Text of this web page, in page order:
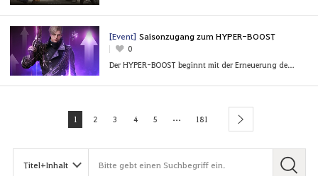
[Event] Saisonzugang zum HYPER-BOOST
0
Der HYPER-BOOST beginnt mit der Erneuerung des Saisonzugangs!
1 2 3 4 5 ... 181 next